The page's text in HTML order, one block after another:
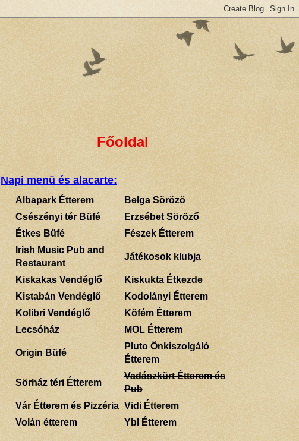
Főoldal
Napi menü és alacarte:
Albapark Étterem
Belga Söröző
Csészényi tér Büfé
Erzsébet Söröző
Étkes Büfé
Fészek Étterem
Irish Music Pub and
Restaurant
Játékosok klubja
Kiskakas Vendéglő
Kiskukta Étkezde
Kistabán Vendéglő
Kodolányi Étterem
Kolibri Vendéglő
Köfém Étterem
Lecsóház
MOL Étterem
Origin Büfé
Pluto Önkiszolgáló
Étterem
Sörház téri Étterem
Vadászkürt Étterem és
Pub
Vár Étterem és Pizzéria Vidi Étterem
Volán étterem
Ybl Étterem